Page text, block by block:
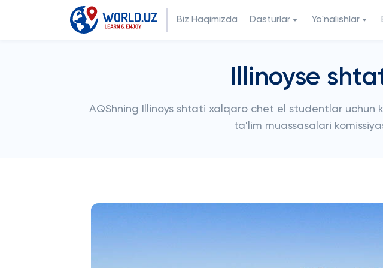
Biz Haqimizda Dasturlar Yo'nalishlar
Illinoyse
AQShning Illinoys shtati xalqaro chet el studentlar
ta'lim muassasalari